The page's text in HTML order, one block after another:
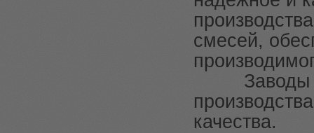
смесей,
Заводы
качества.